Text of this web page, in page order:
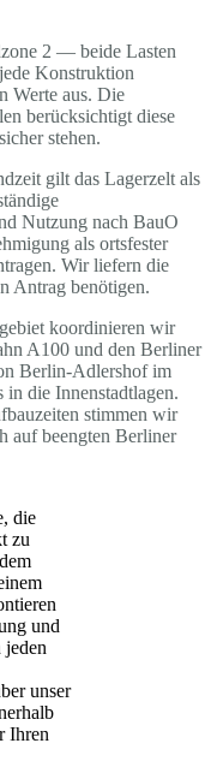
2 — beide Lasten
Konstruktion
Werte aus. Die
berücksichtigt diese
stehen.
gilt das Lagerzelt als
Nutzung nach BauO
als ortsfester
Wir liefern die
Antrag benötigen.
koordinieren wir
A100 und den Berliner
Berlin-Adlershof im
die Innenstadtlagen.
stimmen wir
auf beengten Berliner
die
zu
und
jeden
unser
Ihren